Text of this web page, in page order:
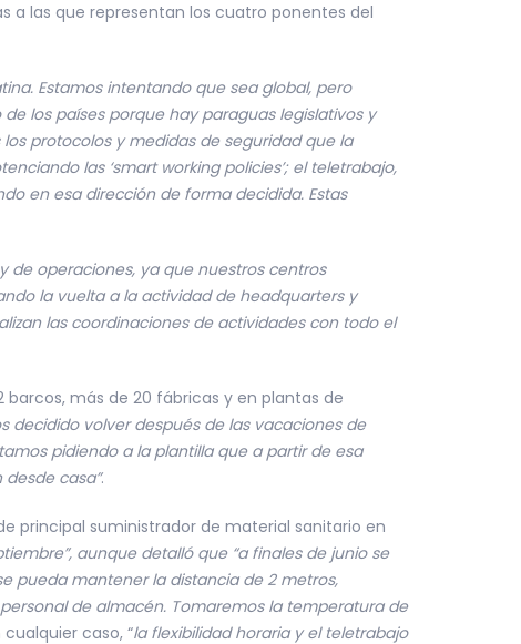
a las que representan los cuatro ponentes del
Estamos intentando que sea global, pero
los países porque hay paraguas legislativos y
protocolos y medidas de seguridad que la
las ‘smart working policies’; el teletrabajo,
en esa dirección de forma decidida. Estas
de operaciones, ya que nuestros centros
la vuelta a la actividad de headquarters y
las coordinaciones de actividades con todo el
más de 20 fábricas y en plantas de
decidido volver después de las vacaciones de
pidiendo a la plantilla que a partir de esa
casa”.
principal suministrador de material sanitario en
aunque detalló que “a finales de junio se
pueda mantener la distancia de 2 metros,
de almacén. Tomaremos la temperatura de
cualquier caso, “la flexibilidad horaria y el teletrabajo